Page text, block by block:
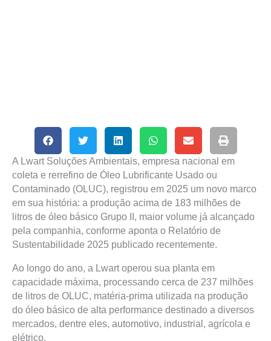
A Lwart Soluções Ambientais, empresa nacional em
coleta e rerrefino de Óleo Lubrificante Usado ou
Contaminado (OLUC), registrou em 2025 um novo marco
em sua história: a produção acima de 183 milhões de
litros de óleo básico Grupo II, maior volume já alcançado
pela companhia, conforme aponta o Relatório de
Sustentabilidade 2025 publicado recentemente.
Ao longo do ano, a Lwart operou sua planta em
capacidade máxima, processando cerca de 237 milhões
de litros de OLUC, matéria-prima utilizada na produção
do óleo básico de alta performance destinado a diversos
mercados, dentre eles, automotivo, industrial, agrícola e
elétrico.